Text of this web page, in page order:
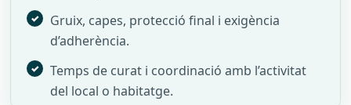
Gruix, capes, protecció final i exigència
d’adherència.
Temps de curat i coordinació amb l’activitat
del local o habitatge.